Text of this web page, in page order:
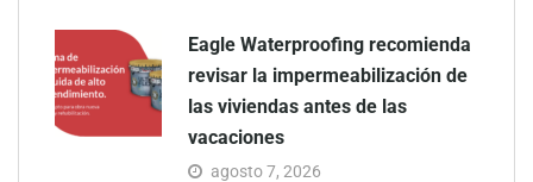
Eagle Waterproofing recomienda
revisar la impermeabilización de
las viviendas antes de las
vacaciones
agosto 7, 2026